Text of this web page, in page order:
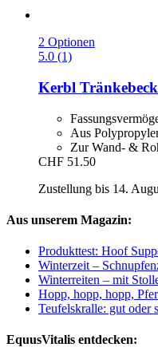
2 Optionen
5.0 (1)
Kerbl
Aus
Zur Wand- &
CHF 51.50
Zustellung bis 14.
Aus unserem Magazin:
Produkttest: Hoof
Winterzeit –
Winterreiten – mit
Hopp, hopp, hopp,
Teufelskralle: gut oder
EquusVitalis entdecken: